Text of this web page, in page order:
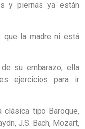
y piernas ya están
la madre ni está
su embarazo, ella
ejercicios para ir
clásica tipo Baroque,
J.S. Bach, Mozart,